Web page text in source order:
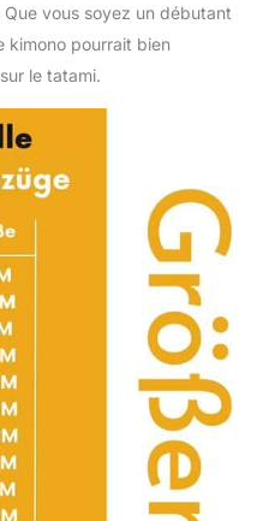
vous soyez un débutant
kimono pourrait bien
le tatami.